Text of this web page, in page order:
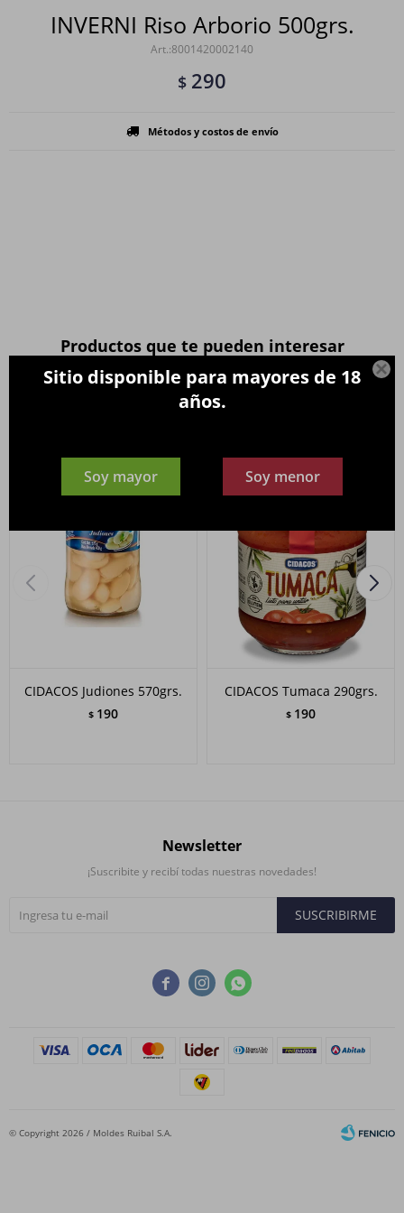

Sitio disponible para mayores de 18
años.
Soy mayor Soy menor
INVERNI Riso Arborio 500grs.
8001420002140
$ 290
Métodos y costos de envío
Productos que te pueden interesar
CIDACOS Judiones 570grs.
$ 190
CIDACOS Tumaca 290grs.
$ 190
  
Newsletter
¡Suscribite y recibí todas nuestras novedades!
SUSCRIBIRME
© Copyright 2026 / Moldes Ruibal S.A.